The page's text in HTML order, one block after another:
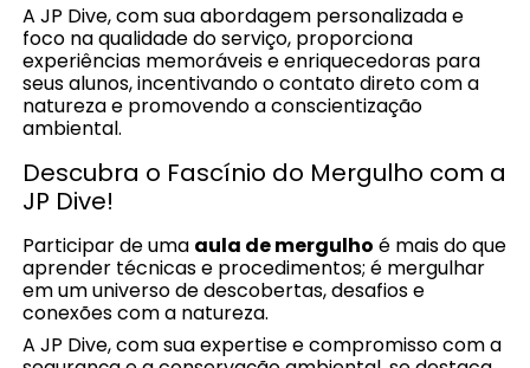
A JP Dive, com sua abordagem personalizada e
foco na qualidade do serviço, proporciona
experiências memoráveis e enriquecedoras para
seus alunos, incentivando o contato direto com a
natureza e promovendo a conscientização
ambiental.
Descubra o Fascínio do Mergulho com a
JP Dive!
Participar de uma aula de mergulho é mais do que
aprender técnicas e procedimentos; é mergulhar
em um universo de descobertas, desafios e
conexões com a natureza.
A JP Dive, com sua expertise e compromisso com a